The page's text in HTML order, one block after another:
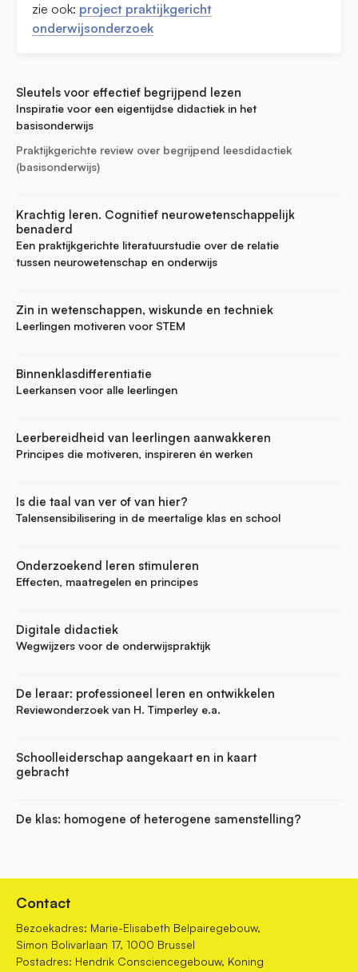
zie ook: project praktijkgericht
onderwijsonderzoek
Sleutels voor effectief begrijpend lezen
Inspiratie voor een eigentijdse didactiek in het
basisonderwijs
Praktijkgerichte review over begrijpend leesdidactiek
(basisonderwijs)
Krachtig leren. Cognitief neurowetenschappelijk
benaderd
Een praktijkgerichte literatuurstudie over de relatie
tussen neurowetenschap en onderwijs
Zin in wetenschappen, wiskunde en techniek
Leerlingen motiveren voor STEM
Binnenklasdifferentiatie
Leerkansen voor alle leerlingen
Leerbereidheid van leerlingen aanwakkeren
Principes die motiveren, inspireren én werken
Is die taal van ver of van hier?
Talensensibilisering in de meertalige klas en school
Onderzoekend leren stimuleren
Effecten, maatregelen en principes
Digitale didactiek
Wegwijzers voor de onderwijspraktijk
De leraar: professioneel leren en ontwikkelen
Reviewonderzoek van H. Timperley e.a.
Schoolleiderschap aangekaart en in kaart
gebracht
De klas: homogene of heterogene samenstelling?
Contact
Bezoekadres: Marie-Elisabeth Belpairegebouw,
Simon Bolivarlaan 17, 1000 Brussel
Postadres: Hendrik Consciencegebouw, Koning